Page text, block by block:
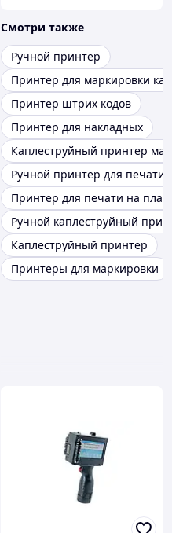
Смотри также
Ручной принтер
Принтер для маркировки
Принтер штрих кодов
Принтер для накладных
Каплеструйный принтер
Ручной принтер для печати
Принтер для печати на
Ручной каплеструйный
Каплеструйный принтер
Принтеры для маркировки